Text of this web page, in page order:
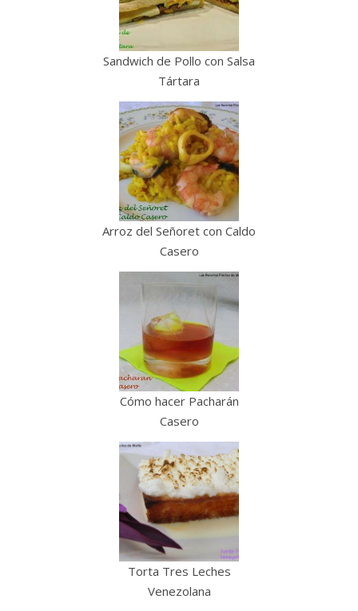
Sandwich de Pollo con Salsa
Tártara
Arroz del Señoret con Caldo
Casero
Cómo hacer Pacharán
Casero
Torta Tres Leches
Venezolana